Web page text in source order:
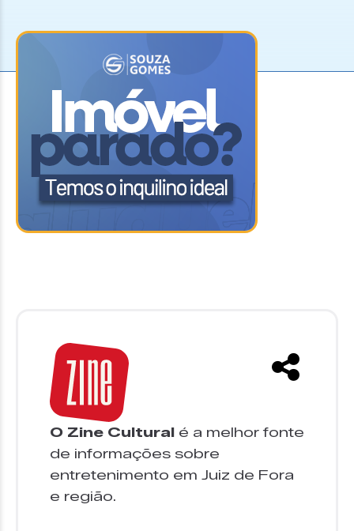
O Zine Cultural é a melhor fonte
de informações sobre
entretenimento em Juiz de Fora
e região.